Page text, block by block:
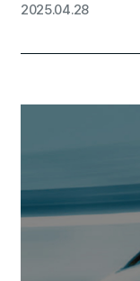
2025.04.28